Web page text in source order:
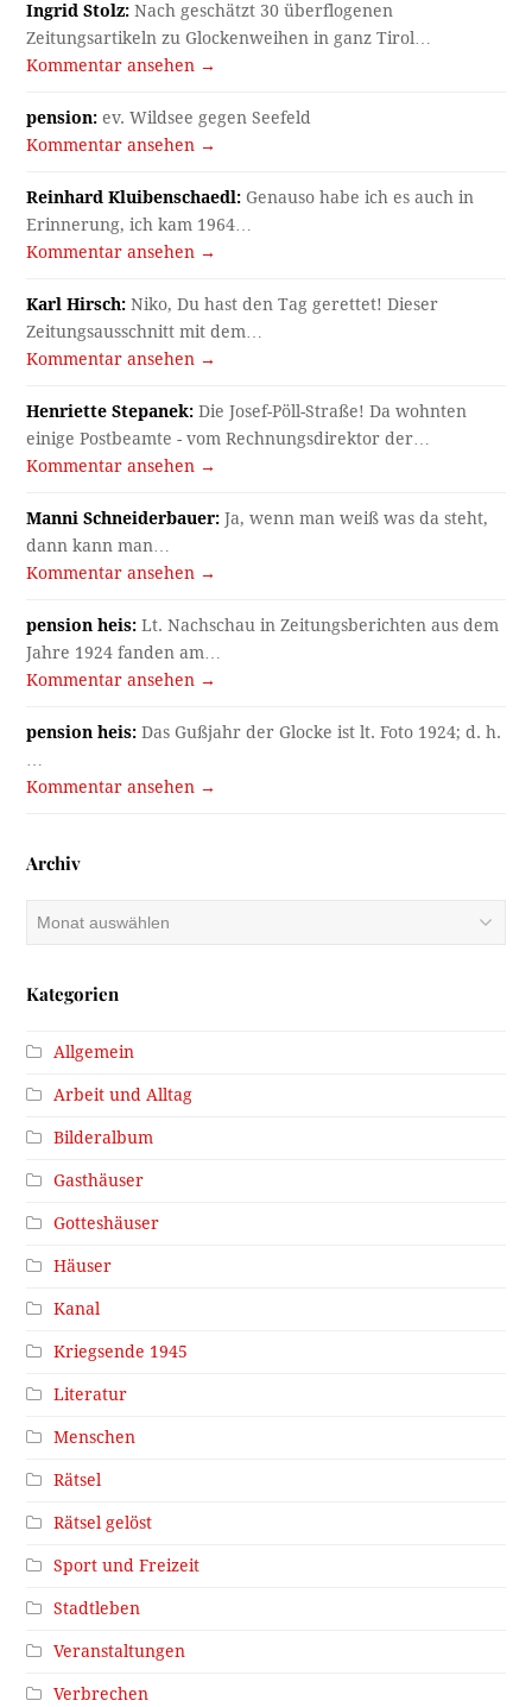
Ingrid Stolz: Nach geschätzt 30 überflogenen
Zeitungsartikeln zu Glockenweihen in ganz Tirol…
Kommentar ansehen →
pension: ev. Wildsee gegen Seefeld
Kommentar ansehen →
Reinhard Kluibenschaedl: Genauso habe ich es auch in
Erinnerung, ich kam 1964…
Kommentar ansehen →
Karl Hirsch: Niko, Du hast den Tag gerettet! Dieser
Zeitungsausschnitt mit dem…
Kommentar ansehen →
Henriette Stepanek: Die Josef-Pöll-Straße! Da wohnten
einige Postbeamte - vom Rechnungsdirektor der…
Kommentar ansehen →
Manni Schneiderbauer: Ja, wenn man weiß was da steht,
dann kann man…
Kommentar ansehen →
pension heis: Lt. Nachschau in Zeitungsberichten aus dem
Jahre 1924 fanden am…
Kommentar ansehen →
pension heis: Das Gußjahr der Glocke ist lt. Foto 1924; d. h.
Kommentar ansehen →
Archiv
Kategorien
Allgemein
Arbeit und Alltag
Bilderalbum
Gasthäuser
Gotteshäuser
Häuser
Kanal
Kriegsende 1945
Literatur
Menschen
Rätsel
Rätsel gelöst
Sport und Freizeit
Stadtleben
Veranstaltungen
Verbrechen